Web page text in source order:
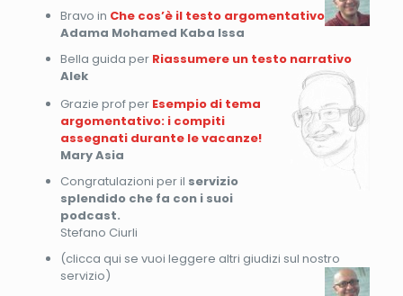
Bravo in Che cos’è il testo argomentativo
Adama Mohamed Kaba Issa
Bella guida per Riassumere un testo narrativo
Alek
Grazie prof per Esempio di tema
argomentativo: i compiti
assegnati durante le vacanze!
Mary Asia
Congratulazioni per il servizio
splendido che fa con i suoi
podcast.
Stefano Ciurli
(clicca qui se vuoi leggere altri giudizi sul nostro
servizio)